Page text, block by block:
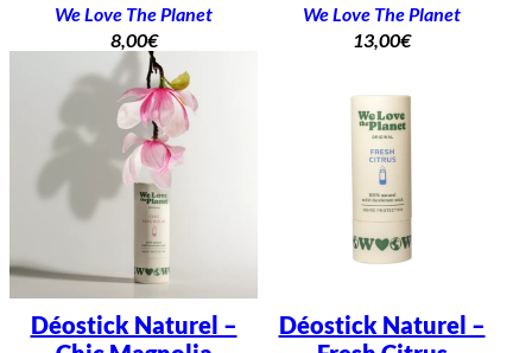
We Love The Planet
8,00€
We Love The Planet
13,00€
Déostick Naturel –
Déostick Naturel –